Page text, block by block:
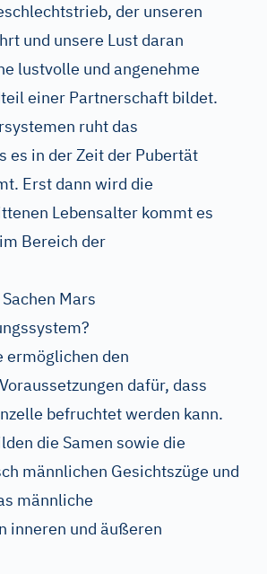
der unseren
und unsere Lust daran
lustvolle und angenehme
einer Partnerschaft bildet.
ruht das
es in der Zeit der Pubertät
Erst dann wird die
Lebensalter kommt es
Bereich der
Mars
ermöglichen den
dafür, dass
befruchtet werden kann.
die Samen sowie die
männlichen Gesichtszüge und
männliche
inneren und äußeren